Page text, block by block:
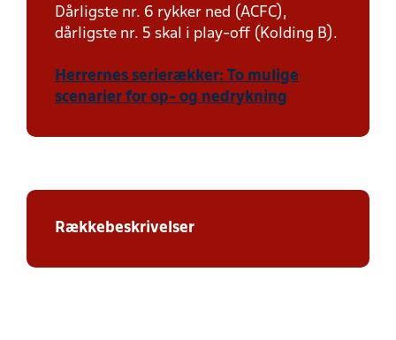
Dårligste nr. 6 rykker ned (ACFC),
dårligste nr. 5 skal i play-off (Kolding B).
Herrernes serierækker: To mulige
scenarier for op- og nedrykning
Rækkebeskrivelser